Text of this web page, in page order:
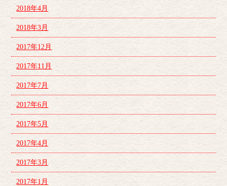
2018年4月
2018年3月
2017年12月
2017年11月
2017年7月
2017年6月
2017年5月
2017年4月
2017年3月
2017年1月